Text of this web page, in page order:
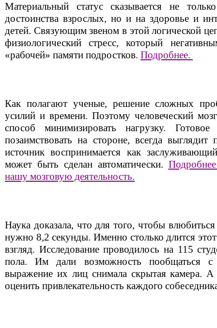
Материальный статус сказывается не
достоинства взрослых, но и на здоровье и
детей. Связующим звеном в этой логической
физиологический стресс, который
«рабочей» памяти подростков. Подробнее.
Как полагают ученые, решение сложных
усилий и времени. Поэтому человеческий
способ минимизировать нагрузку.
позаимствовать на стороне, всегда выглядит
источник воспринимается как
может быть сделан автоматически.
нашу мозговую деятельность.
Наука доказала, что для того, чтобы
нужно 8,2 секунды. Именно столько длится
взгляд. Исследование проводилось на 115
пола. Им дали возможность пообщаться
выражение их лиц снимала скрытая камера. А
оценить привлекательность каждого